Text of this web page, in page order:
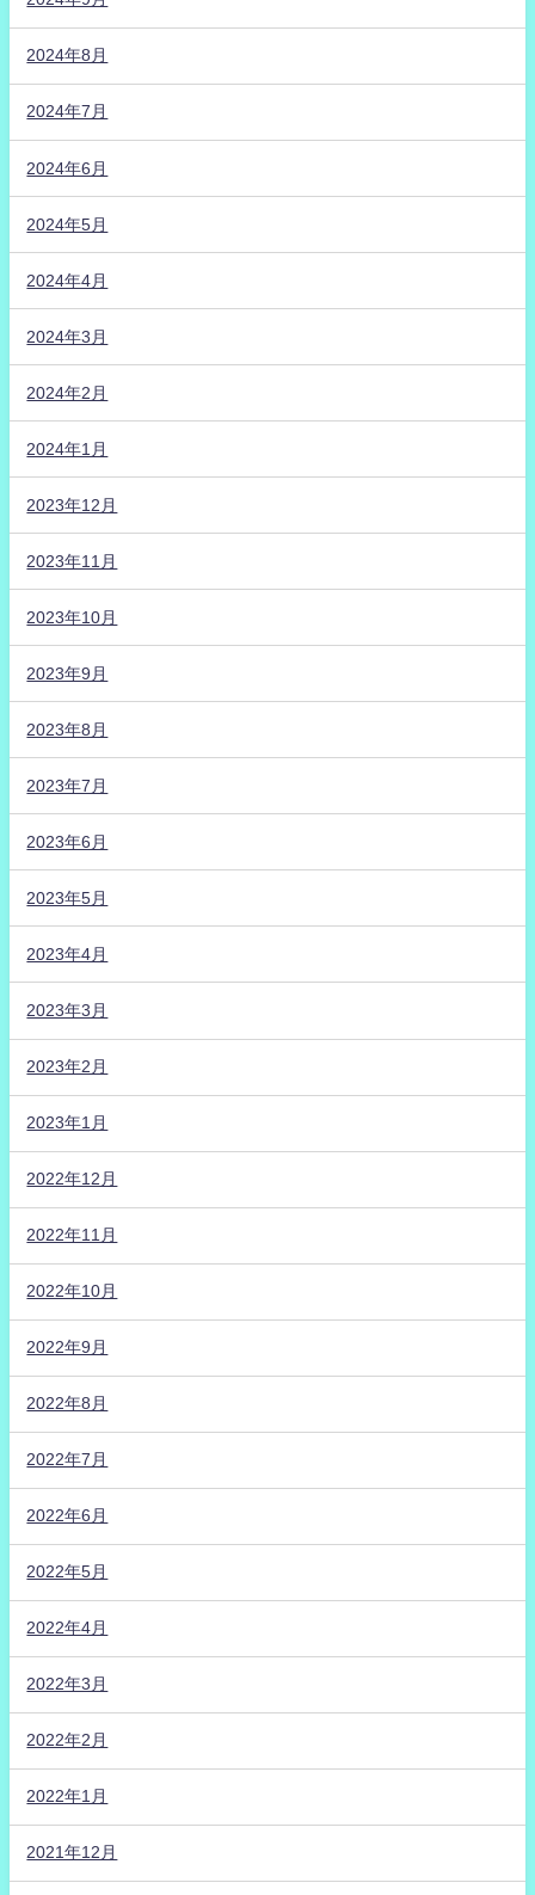
2024年8月
2024年7月
2024年6月
2024年5月
2024年4月
2024年3月
2024年2月
2024年1月
2023年12月
2023年11月
2023年10月
2023年9月
2023年8月
2023年7月
2023年6月
2023年5月
2023年4月
2023年3月
2023年2月
2023年1月
2022年12月
2022年11月
2022年10月
2022年9月
2022年8月
2022年7月
2022年6月
2022年5月
2022年4月
2022年3月
2022年2月
2022年1月
2021年12月